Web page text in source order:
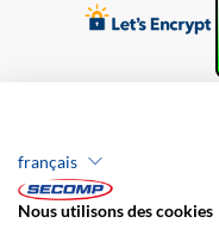
français
Nous utilisons des cookies